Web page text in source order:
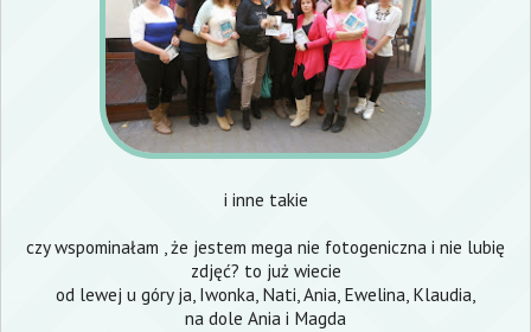
i inne takie
czy wspominałam , że jestem mega nie fotogeniczna i nie lubię
zdjęć? to już wiecie
od lewej u góry ja, Iwonka, Nati,Ania, Ewelina, Klaudia,
na dole Ania i Magda